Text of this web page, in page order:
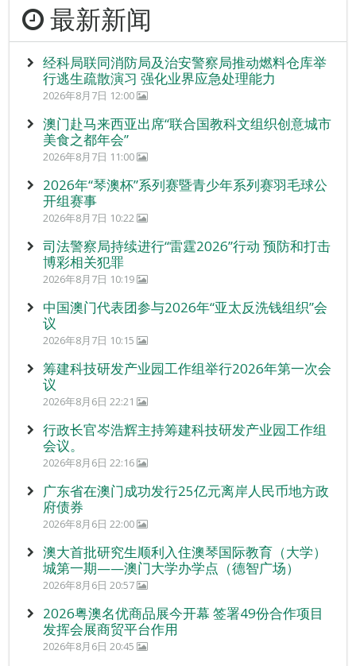
最新新闻
经科局联同消防局及治安警察局推动燃料仓库举
行逃生疏散演习 强化业界应急处理能力
2026年8月7日 12:00
澳门赴马来西亚出席“联合国教科文组织创意城市
美食之都年会”
2026年8月7日 11:00
2026年“琴澳杯”系列赛暨青少年系列赛羽毛球公
开组赛事
2026年8月7日 10:22
司法警察局持续进行“雷霆2026”行动 预防和打击
博彩相关犯罪
2026年8月7日 10:19
中国澳门代表团参与2026年“亚太反洗钱组织”会
议
2026年8月7日 10:15
筹建科技研发产业园工作组举行2026年第一次会
议
2026年8月6日 22:21
行政长官岑浩辉主持筹建科技研发产业园工作组
会议。
2026年8月6日 22:16
广东省在澳门成功发行25亿元离岸人民币地方政
府债券
2026年8月6日 22:00
澳大首批研究生顺利入住澳琴国际教育（大学）
城第一期——澳门大学办学点（德智广场）
2026年8月6日 20:57
2026粤澳名优商品展今开幕 签署49份合作项目
发挥会展商贸平台作用
2026年8月6日 20:45